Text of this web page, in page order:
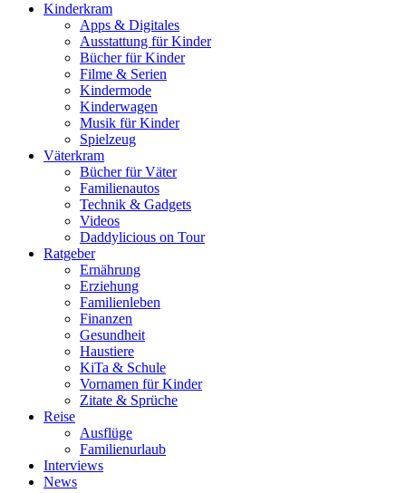
Kinderkram
Apps & Digitales
Ausstattung für Kinder
Bücher für Kinder
Filme & Serien
Kindermode
Kinderwagen
Musik für Kinder
Spielzeug
Väterkram
Bücher für Väter
Familienautos
Technik & Gadgets
Videos
Daddylicious on Tour
Ratgeber
Ernährung
Erziehung
Familienleben
Finanzen
Gesundheit
Haustiere
KiTa & Schule
Vornamen für Kinder
Zitate & Sprüche
Reise
Ausflüge
Familienurlaub
Interviews
News